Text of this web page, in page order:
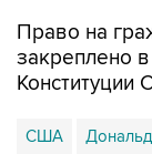
Право на
закреплено
Конституции
США